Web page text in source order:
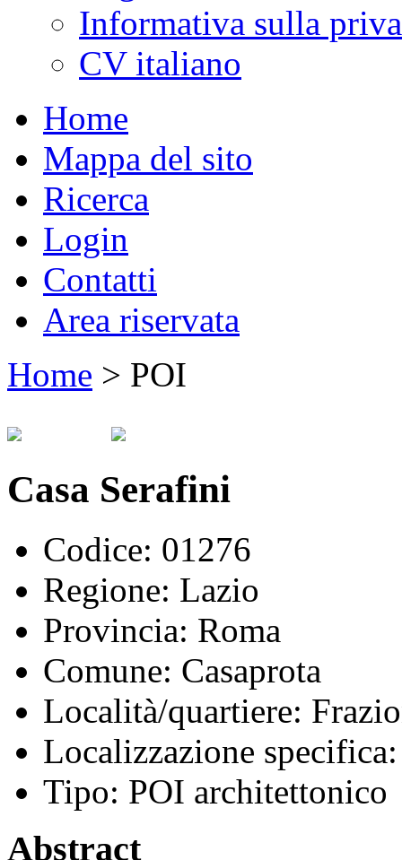
Informativa sulla
CV italiano
Home
Mappa del sito
Ricerca
Login
Contatti
Area riservata
Home > POI
Casa Serafini
Codice: 01276
Regione: Lazio
Provincia: Roma
Comune: Casaprota
Località/quartiere:
Localizzazione specifica:
Tipo: POI architettonico
Abstract